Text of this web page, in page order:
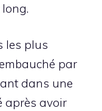
les plus
par
dans une
après avoir